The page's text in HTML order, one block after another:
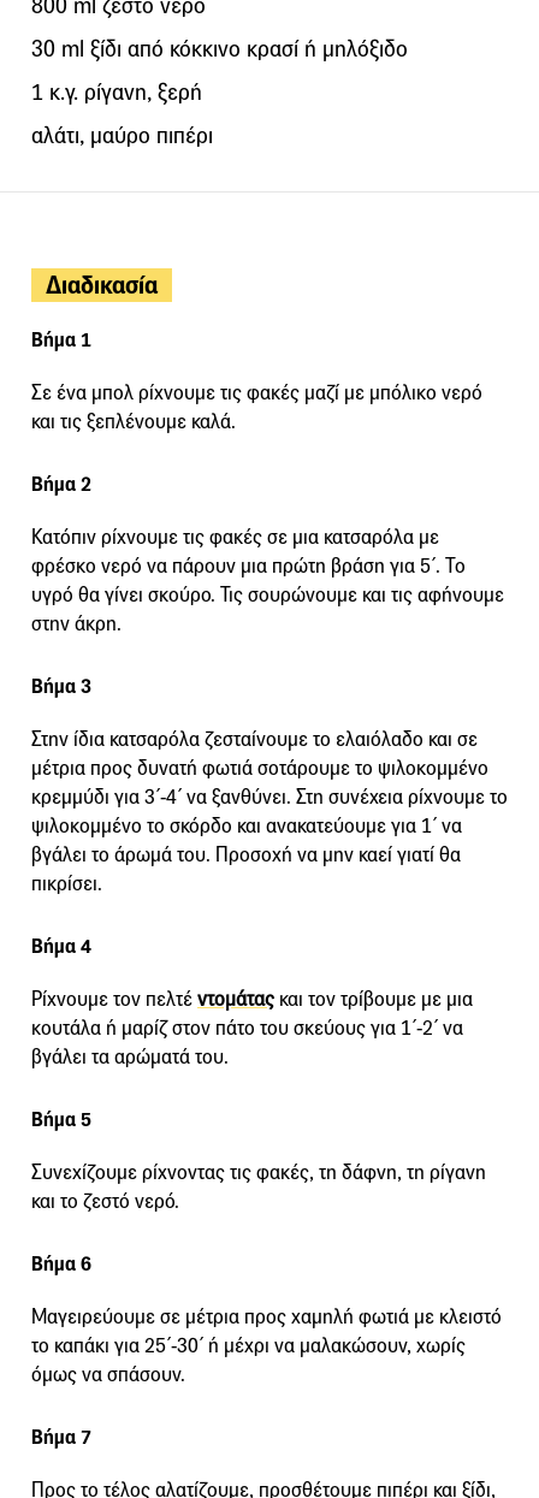
800 ml ζεστό νερό
30 ml ξίδι από κόκκινο κρασί ή μηλόξιδο
1 κ.γ. ρίγανη, ξερή
αλάτι, μαύρο πιπέρι
Διαδικασία
Βήμα 1
Σε ένα μπολ ρίχνουμε τις φακές μαζί με μπόλικο νερό
και τις ξεπλένουμε καλά.
Βήμα 2
Κατόπιν ρίχνουμε τις φακές σε μια κατσαρόλα με
φρέσκο νερό να πάρουν μια πρώτη βράση για 5΄. Το
υγρό θα γίνει σκούρο. Τις σουρώνουμε και τις αφήνουμε
στην άκρη.
Βήμα 3
Στην ίδια κατσαρόλα ζεσταίνουμε το ελαιόλαδο και σε
μέτρια προς δυνατή φωτιά σοτάρουμε το ψιλοκομμένο
κρεμμύδι για 3΄-4΄ να ξανθύνει. Στη συνέχεια ρίχνουμε το
ψιλοκομμένο το σκόρδο και ανακατεύουμε για 1΄ να
βγάλει το άρωμά του. Προσοχή να μην καεί γιατί θα
πικρίσει.
Βήμα 4
Ρίχνουμε τον πελτέντομάτας και τον τρίβουμε με μια
κουτάλα ή μαρίζ στον πάτο του σκεύους για 1΄-2΄ να
βγάλει τα αρώματά του.
Βήμα 5
Συνεχίζουμε ρίχνοντας τις φακές, τη δάφνη, τη ρίγανη
και το ζεστό νερό.
Βήμα 6
Μαγειρεύουμε σε μέτρια προς χαμηλή φωτιά με κλειστό
το καπάκι για 25΄-30΄ ή μέχρι να μαλακώσουν, χωρίς
όμως να σπάσουν.
Βήμα 7
Προς το τέλος αλατίζουμε, προσθέτουμε πιπέρι και ξίδι,